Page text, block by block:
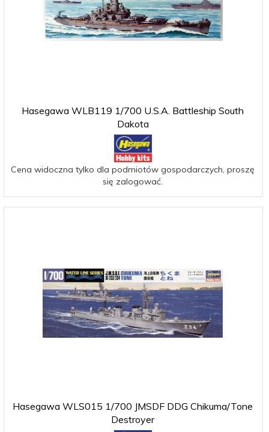
Hasegawa WLB119 1/700 U.S.A. Battleship South
Dakota
Cena widoczna tylko dla podmiotów gospodarczych, proszę
się zalogować.
Hasegawa WLS015 1/700 JMSDF DDG Chikuma/Tone
Destroyer